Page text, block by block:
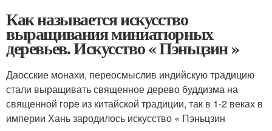
Как называется искусство
выращивания миниатюрных
деревьев. Искусство « Пэньцзин »
Даосские монахи, переосмыслив индийскую традицию
стали выращивать священное дерево буддизма на
священной горе из китайской традиции, так в 1-2 веках в
империи Хань зародилось искусство « Пэньцзин